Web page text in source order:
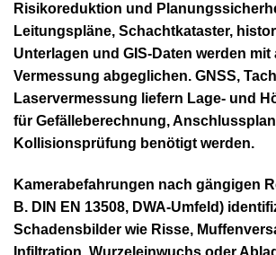
Risikoreduktion und
Leitungspläne, Schachtkataster,
Unterlagen und GIS-Daten werden mit
Vermessung abgeglichen. GNSS,
Laservermessung liefern Lage- und
für Gefälleberechnung,
Kollisionsprüfung benötigt werden.
Kamerabefahrungen nach gängigen
B. DIN EN 13508, DWA-Umfeld)
Schadensbilder wie Risse,
Infiltration, Wurzeleinwuchs oder